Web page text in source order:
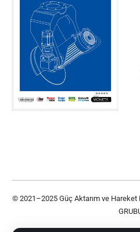
© 2021–2025 Güç Aktarım ve Hareket